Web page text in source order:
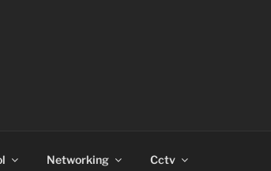
Networking Cctv